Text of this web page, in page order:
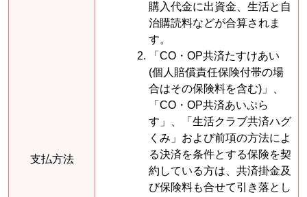
支払方法
購入代金に出資金、生活と自
治購読料などが合算されま
す。
「CO・OP共済たすけあい
(個人賠償責任保険付帯の場
合はその保険料を含む)」、
「CO・OP共済あいぷら
す」、「生活クラブ共済ハグ
くみ」および前項の方法によ
る決済を条件とする保険を契
約している方は、共済掛金及
び保険料も合せて引き落とし